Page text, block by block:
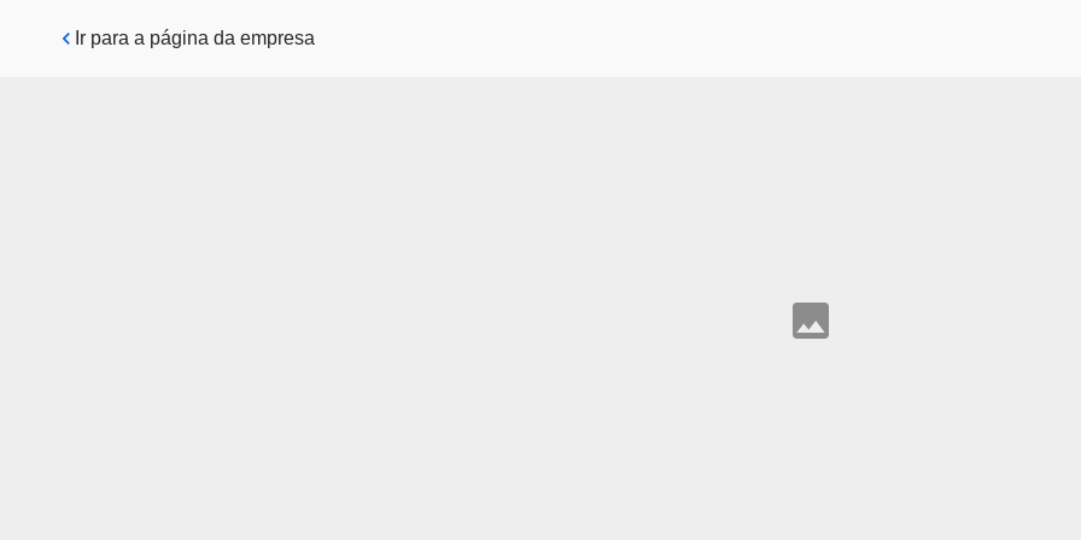
Pular para o conteúdo principal
Ir para a página da empresa